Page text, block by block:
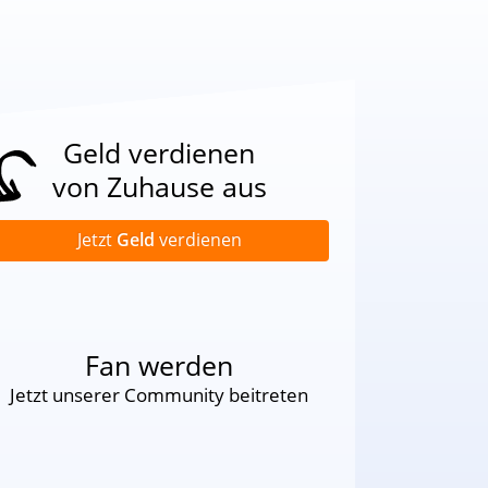
Geld verdienen
von Zuhause aus
Jetzt Geld verdienen
Fan werden
Jetzt unserer Community beitreten